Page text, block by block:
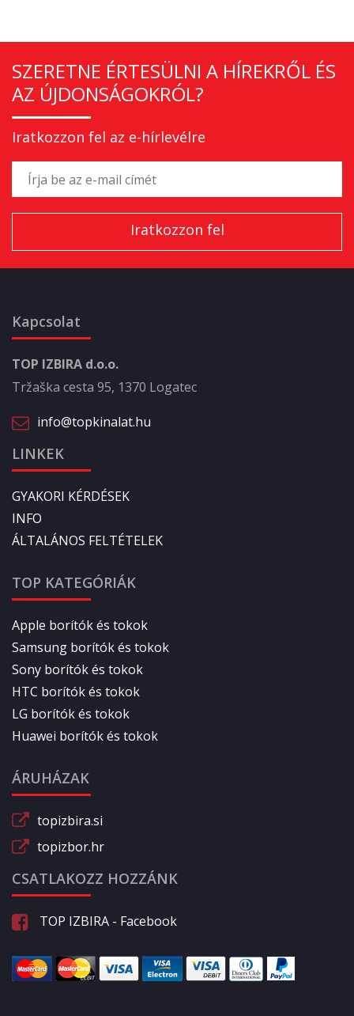
SZERETNE ÉRTESÜLNI A HÍREKRŐL ÉS
AZ ÚJDONSÁGOKRÓL?
Iratkozzon fel az e-hírlevélre
Kapcsolat
TOP IZBIRA d.o.o.
Tržaška cesta 95, 1370 Logatec
info@topkinalat.hu
LINKEK
GYAKORI KÉRDÉSEK
INFO
ÁLTALÁNOS FELTÉTELEK
TOP KATEGÓRIÁK
Apple borítók és tokok
Samsung borítók és tokok
Sony borítók és tokok
HTC borítók és tokok
LG borítók és tokok
Huawei borítók és tokok
ÁRUHÁZAK
topizbira.si
topizbor.hr
CSATLAKOZZ HOZZÁNK
TOP IZBIRA - Facebook